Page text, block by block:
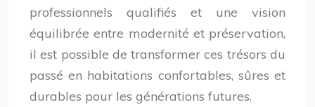
professionnels qualifiés et une vision
équilibrée entre modernité et préservation,
il est possible de transformer ces trésors du
passé en habitations confortables, sûres et
durables pour les générations futures.